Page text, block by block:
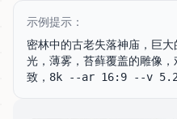
示例提示：
密林中的古老失落神庙，巨
光，薄雾，苔藓覆盖的雕像
致，8k --ar 16:9 --v 5.2